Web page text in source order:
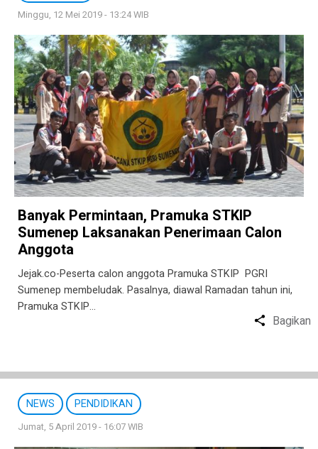
Minggu, 12 Mei 2019 - 13:24 WIB
Banyak Permintaan, Pramuka STKIP
Sumenep Laksanakan Penerimaan Calon
Anggota
Jejak.co-Peserta calon anggota Pramuka STKIP PGRI
Sumenep membeludak. Pasalnya, diawal Ramadan tahun ini,
Pramuka STKIP…
Bagikan
NEWS PENDIDIKAN
Jumat, 5 April 2019 - 16:07 WIB